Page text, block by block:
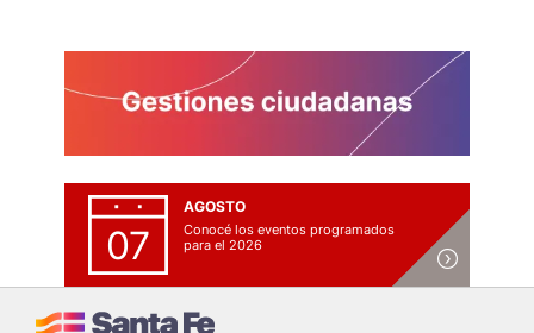
07
AGOSTO
Conocé los eventos programados
para el 2026